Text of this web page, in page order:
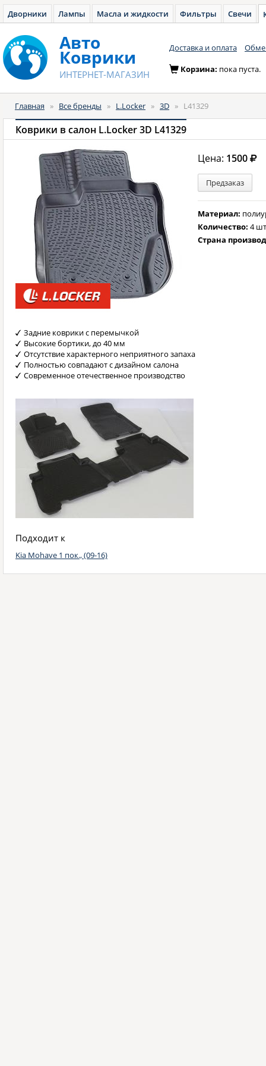
Дворники Лампы Масла и жидкости Фильтры Свечи
Авто
Коврики
ИНТЕРНЕТ-МАГАЗИН
Доставка и оплата
Корзина: пока пуста.
Главная » Все бренды » L.Locker » 3D » L41329
Коврики в салон L.Locker 3D L41329
Цена: 1500
Предзаказ
Материал:
Количество:4
Страна
Задние коврики с перемычкой
Высокие бортики, до 40 мм
Отсутствие характерного неприятного запаха
Полностью совпадают с дизайном салона
Современное отечественное производство
Подходит к
Kia Mohave 1 пок., (09-16)